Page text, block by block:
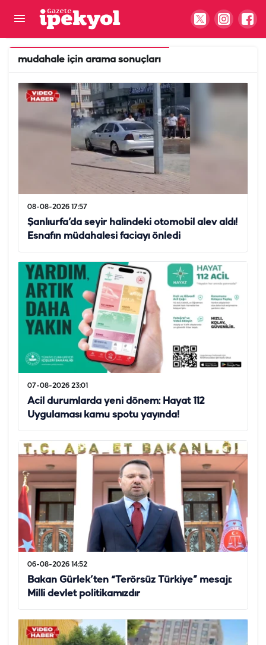
mudahale için arama sonuçları
08-08-2026 17:57
Şanlıurfa’da seyir halindeki otomobil alev aldı!
Esnafın müdahalesi faciayı önledi
07-08-2026 23:01
Acil durumlarda yeni dönem: Hayat 112
Uygulaması kamu spotu yayında!
06-08-2026 14:52
Bakan Gürlek’ten “Terörsüz Türkiye” mesajı:
Milli devlet politikamızdır